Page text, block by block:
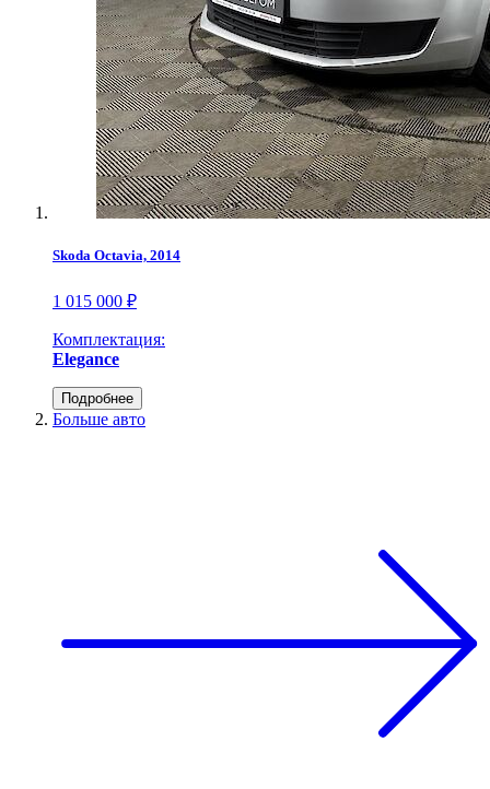
Skoda Octavia, 2014
1 015 000 ₽
Комплектация:
Elegance
Подробнее
Больше авто